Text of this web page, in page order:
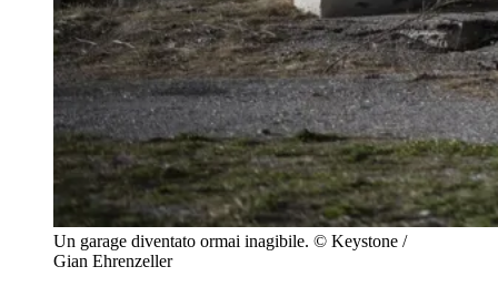
Un garage diventato ormai inagibile. © Keystone /
Gian Ehrenzeller